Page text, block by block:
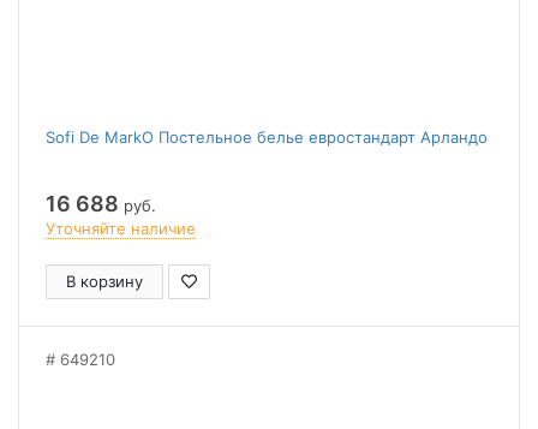
Sofi De MarkO Постельное белье евростандарт Арландо
16 688 руб.
Уточняйте наличие
В корзину
649210